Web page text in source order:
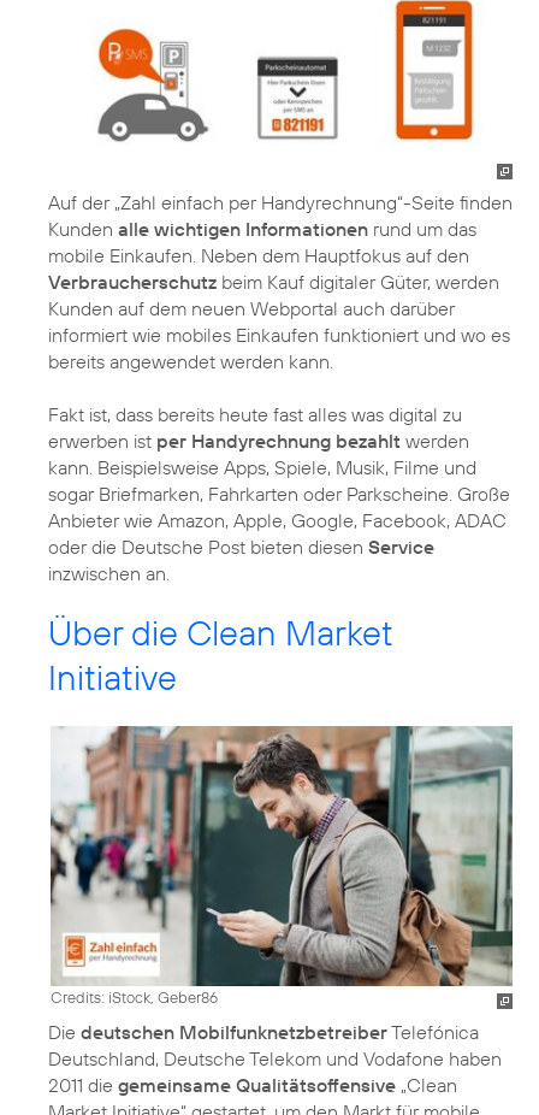
Auf der „Zahl einfach per Handyrechnung“-Seite finden
Kunden alle wichtigen Informationen rund um das
mobile Einkaufen. Neben dem Hauptfokus auf den
Verbraucherschutz beim Kauf digitaler Güter, werden
Kunden auf dem neuen Webportal auch darüber
informiert wie mobiles Einkaufen funktioniert und wo es
bereits angewendet werden kann.
Fakt ist, dass bereits heute fast alles was digital zu
erwerben ist per Handyrechnung bezahlt werden
kann. Beispielsweise Apps, Spiele, Musik, Filme und
sogar Briefmarken, Fahrkarten oder Parkscheine. Große
Anbieter wie Amazon, Apple, Google, Facebook, ADAC
oder die Deutsche Post bieten diesen Service
inzwischen an.
Über die Clean Market
Initiative
Credits: iStock, Geber86
Die deutschen MobilfunknetzbetreiberTelefónica
Deutschland, Deutsche Telekom und Vodafone haben
2011 die gemeinsame Qualitätsoffensive „Clean